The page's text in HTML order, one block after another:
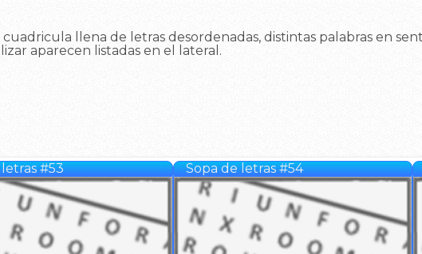
llena de letras desordenadas, distintas palabras en
aparecen listadas en el lateral.
#53 Sopa de letras #54